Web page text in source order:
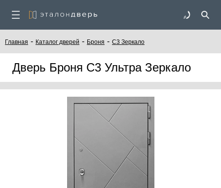
Главная - Каталог дверей - Броня - С3 Зеркало
Дверь Броня С3 Ультра Зеркало